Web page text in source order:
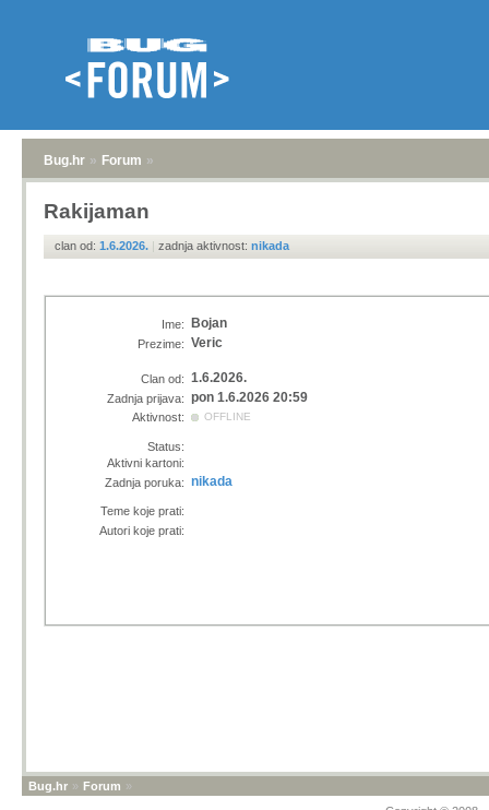
Bug.hr » Forum »
Rakijaman
clan od: 1.6.2026. | zadnja aktivnost: nikada
Ime: Bojan
Prezime: Veric
Clan od: 1.6.2026.
Zadnja prijava: pon 1.6.2026 20:59
Aktivnost: OFFLINE
Status:
Aktivni kartoni:
Zadnja poruka: nikada
Teme koje prati:
Autori koje prati:
Bug.hr » Forum »